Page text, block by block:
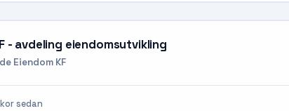
- avdeling eiendomsutvikling
Eiendom KF
sedan